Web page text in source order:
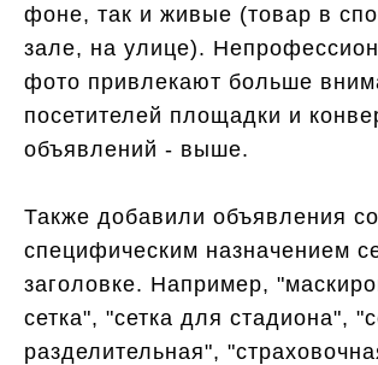
фоне, так и живые (товар в
зале, на улице).
фото привлекают больше
посетителей площадки и
объявлений - выше.
Также добавили объявления со
специфическим назначением
заголовке. Например,
сетка", "сетка для стадиона",
разделительная",